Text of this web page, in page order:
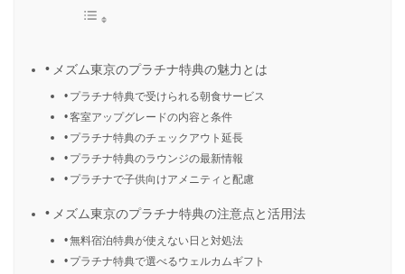
メズム東京のプラチナ特典の魅力とは
プラチナ特典で受けられる朝食サービス
客室アップグレードの内容と条件
プラチナ特典のチェックアウト延長
プラチナ特典のラウンジの最新情報
プラチナで子供向けアメニティと配慮
メズム東京のプラチナ特典の注意点と活用法
無料宿泊特典が使えない日と対処法
プラチナ特典で選べるウェルカムギフト